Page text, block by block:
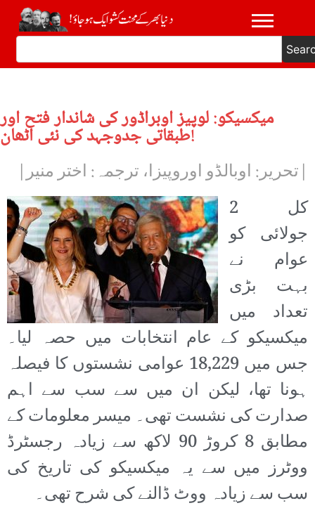
میکسیکو: لوپیز اوبراڈور کی شاندار فتح اور
طبقاتی جدوجہد کی نئی اٹھان!
|تحریر: اوبالڈو اوروپیزا، ترجمہ: اختر منیر|
کل 2
جولائی کو
عوام نے
بہت بڑی
تعداد میں
میکسیکو کے عام انتخابات میں حصہ لیا۔
جس میں 18,229 عوامی نشستوں کا فیصلہ
ہونا تھا، لیکن ان میں سے سب سے اہم
صدارت کی نشست تھی۔ میسر معلومات کے
مطابق 8 کروڑ 90 لاکھ سے زیادہ رجسٹرڈ
ووٹرز میں سے یہ میکسیکو کی تاریخ کی
سب سے زیادہ ووٹ ڈالنے کی شرح تھی۔